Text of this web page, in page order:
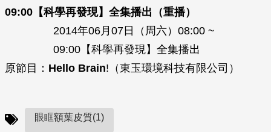
09:00【科學再發現】全集播出（重播）
2014年06月07日（周六）08:00 ~
09:00【科學再發現】全集播出
原節目： Hello Brain!（東玉環境科技有限公司）
眼眶額葉皮質(1)